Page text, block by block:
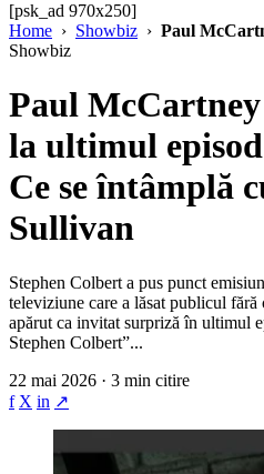
[psk_ad 970x250]
Home › Showbiz › Paul
Showbiz
Paul
la ultimul
Ce se întâmplă
Sullivan
Stephen Colbert a pus punct
televiziune care a lăsat publicul
apărut ca invitat surpriză în ultimul
Stephen Colbert”...
22 mai 2026 · 3 min citire
f X in ↗